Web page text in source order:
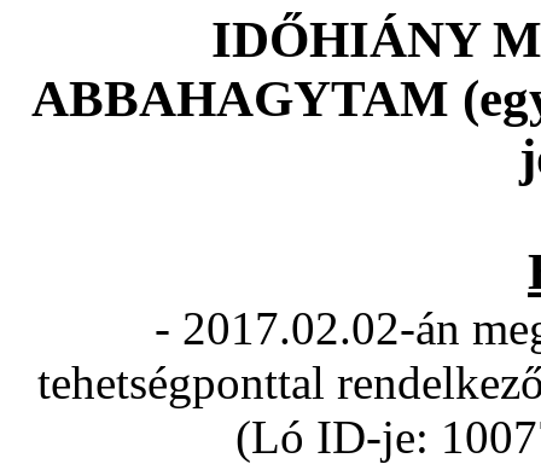
IDŐHIÁNY
ABBAHAGYTAM
- 2017.02.02-án
tehetségponttal
(Ló ID-je: